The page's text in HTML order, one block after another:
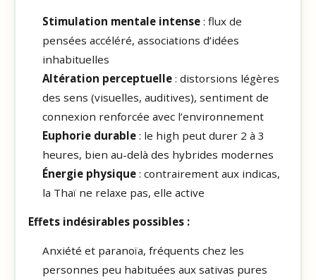
Stimulation mentale intense: flux de
pensées accéléré, associations d’idées
inhabituelles
Altération perceptuelle: distorsions légères
des sens (visuelles, auditives), sentiment de
connexion renforcée avec l’environnement
Euphorie durable: le high peut durer 2 à 3
heures, bien au-delà des hybrides modernes
Énergie physique: contrairement aux indicas,
la Thaï ne relaxe pas, elle active
Effets indésirables possibles :
Anxiété et paranoïa, fréquents chez les
personnes peu habituées aux sativas pures